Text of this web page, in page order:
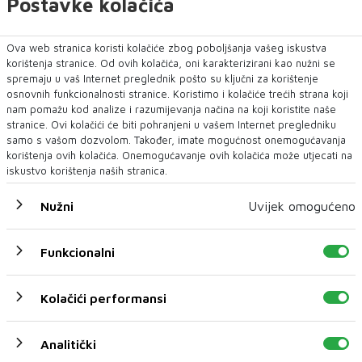
Ova web stranica koristi kolačiće zbog poboljšanja vašeg iskustva
korištenja stranice. Od ovih kolačića, oni karakterizirani kao nužni se
spremaju u vaš Internet preglednik pošto su ključni za korištenje
osnovnih funkcionalnosti stranice. Koristimo i kolačiće trećih strana koji
nam pomažu kod analize i razumijevanja načina na koji koristite naše
stranice. Ovi kolačići će biti pohranjeni u vašem Internet pregledniku
samo s vašom dozvolom. Također, imate mogućnost onemogućavanja
korištenja ovih kolačića. Onemogućavanje ovih kolačića može utjecati na
iskustvo korištenja naših stranica.
Nužni Uvijek omogućeno
Funkcionalni
Kolačići performansi
Analitički